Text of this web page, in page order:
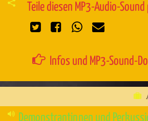
Teile diesen MP3-Audio-
Infos und MP3-Sound-
Demonstrantinnen und